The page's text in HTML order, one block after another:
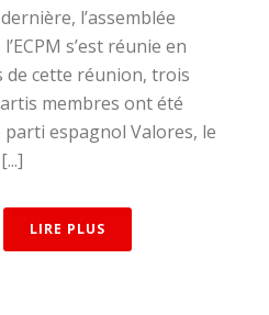
l’assemblée
s’est réunie en
de cette réunion, trois
membres ont été
parti espagnol Valores, le
LIRE PLUS